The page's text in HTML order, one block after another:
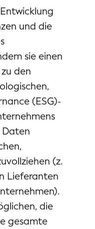
und die
sie einen
den
(ESG)-
Daten
(z.
Lieferanten
die
gesamte